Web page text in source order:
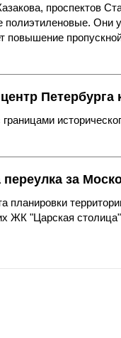
проспектов
Они
повышение
за
планировки
ЖК "Царская